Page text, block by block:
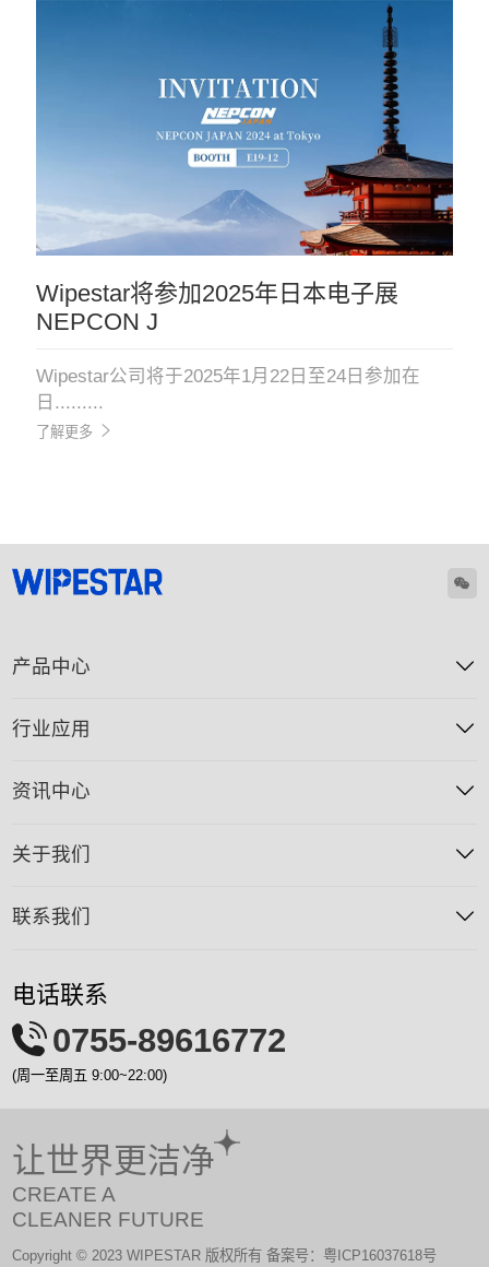
Wipestar将参加2025年日本电子展
NEPCON J
Wipestar公司将于2025年1月22日至24日参加在
日.........
了解更多
产品中心
行业应用
资讯中心
关于我们
联系我们
电话联系
0755-89616772
(周一至周五 9:00~22:00)
让世界更洁净
CREATE A
CLEANER FUTURE
Copyright ©️ 2023 WIPESTAR 版权所有 备案号：粤ICP16037618号